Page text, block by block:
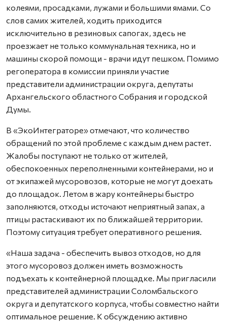
колеями, просадками, лужами и большими ямами. Со
слов самих жителей, ходить приходится
исключительно в резиновых сапогах, здесь не
проезжает не только коммунальная техника, но и
машины скорой помощи - врачи идут пешком. Помимо
регоператора в комиссии приняли участие
представители администрации округа, депутаты
Архангельского областного Собрания и городской
Думы.
В «ЭкоИнтеграторе» отмечают, что количество
обращений по этой проблеме с каждым днем растет.
Жалобы поступают не только от жителей,
обеспокоенных переполненными контейнерами, но и
от экипажей мусоровозов, которые не могут доехать
до площадок. Летом в жару контейнеры быстро
заполняются, отходы источают неприятный запах, а
птицы растаскивают их по ближайшей территории.
Поэтому ситуация требует оперативного решения.
«Наша задача - обеспечить вывоз отходов, но для
этого мусоровоз должен иметь возможность
подъехать к контейнерной площадке. Мы пригласили
представителей администрации Соломбальского
округа и депутатского корпуса, чтобы совместно найти
оптимальное решение. К обсуждению активно